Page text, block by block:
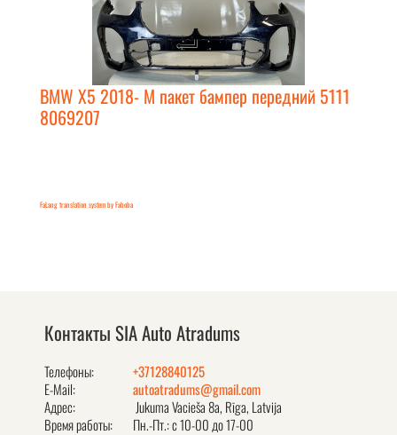
BMW X5 2018- М пакет бампер передний 5111
8069207
FaLang translation system by Faboba
Контакты SIA Auto Atradums
Телефоны:
+37128840125
E-Mail:
autoatradums@gmail.com
Адрес:
Jukuma Vacieša 8a, Rīga, Latvija
Время работы:
Пн.-Пт.: с 10-00 до 17-00